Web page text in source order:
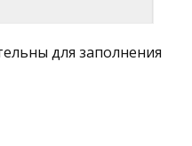
для заполнения